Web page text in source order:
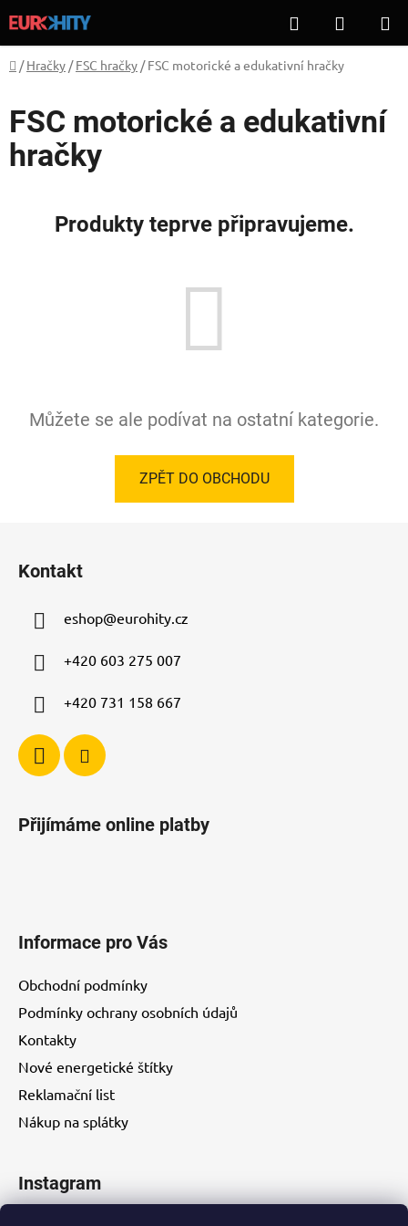
na
obsah
Hledat
KOŠÍK
Domů
/ Hračky / FSC hračky / FSC motorické a edukativní hračky
FSC motorické a edukativní
hračky
Produkty teprve připravujeme.
Můžete se ale podívat na ostatní kategorie.
ZPĚT DO OBCHODU
Kontakt
eshop@eurohity.cz
+420 603 275 007
+420 731 158 667
Přijímáme online platby
Informace pro Vás
Obchodní podmínky
Podmínky ochrany osobních údajů
Kontakty
Nové energetické štítky
Reklamační list
Nákup na splátky
Instagram